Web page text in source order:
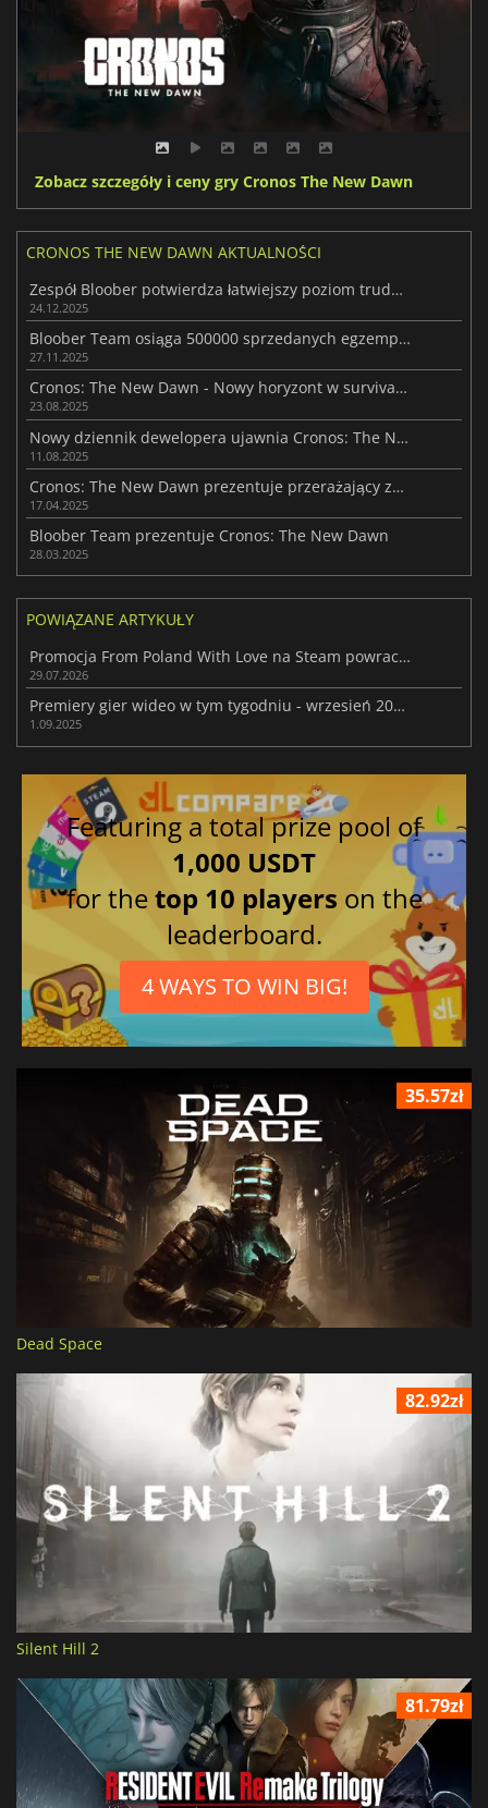
Zobacz szczegóły i ceny gry Cronos The New Dawn
CRONOS THE NEW DAWN AKTUALNOŚCI
Zespół Bloober potwierdza łatwiejszy poziom trudności w Cronosie
24.12.2025
Bloober Team osiąga 500000 sprzedanych egzemplarzy gry Cronos: The New Dawn
27.11.2025
Cronos: The New Dawn - Nowy horyzont w survival horrorze
23.08.2025
Nowy dziennik dewelopera ujawnia Cronos: The New Dawn
11.08.2025
Cronos: The New Dawn prezentuje przerażający zwiastun rozgrywki
17.04.2025
Bloober Team prezentuje Cronos: The New Dawn
28.03.2025
POWIĄZANE ARTYKUŁY
Promocja From Poland With Love na Steam powraca z ogromnymi rabatami
29.07.2026
Premiery gier wideo w tym tygodniu - wrzesień 2025 (tydzień 36)
1.09.2025
Featuring a total prize pool of
1,000 USDT
for thetop 10 players on the
leaderboard.
4 WAYS TO WIN BIG!
35.57zł
Dead Space
82.92zł
Silent Hill 2
81.79zł